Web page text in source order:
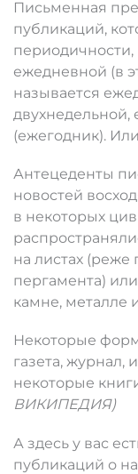
Письменная
публикаций,
ежедневной (в
называется
(ежегодник).
Антецеденты
новостей
в некоторых
на листах (реже
пергамента)
камне, металле
Некоторые
газета,
некоторые
ВИКИПЕДИЯ)
А здесь у вас
публикаций о